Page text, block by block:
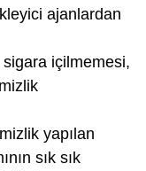
ajanlardan
içilmemesi,
yapılan
sık sık